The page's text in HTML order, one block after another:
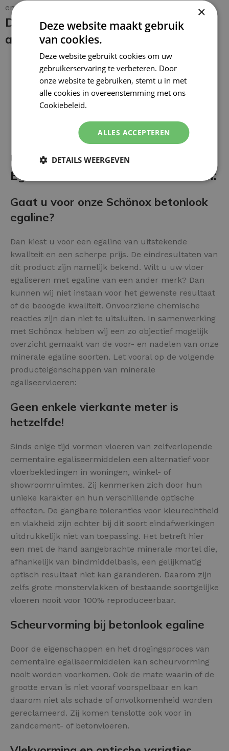
en bestelt u eenvoudig per m².
De betonlook egaline en coating
aanbrengen:
Uw vloer afwerken met Betonlook
Egaline? Diverse voor- en nadelen:
Gaat u voor onze Schönox betonlook
egaline?
Dan kiest u voor een egaline van uitstekende
kwaliteit en een scherpe prijs. De eindresultaten van
dit product zijn namelijk bekend. Wilt u uw vloer
egaliseren met egaline van een ander merk? Dan
kunnen wij niet instaan voor het gewenste resultaat
of de beoogde kwaliteit. Onvoorziene chemische
reacties zijn dan niet te uitsluiten. In samenwerking
met Schönox hebben wij een zo objectief mogelijk
overzicht gemaakt van de voor- en nadelen van onze
minerale egaline soorten. Let vooral op de volgende
producteigenschappen van minerale
egaliseervloeren:
Geen enkele vierkante meter is
hetzelfde!
Sinds enige tijd vormen vloeren van zelfverlopende
cementaire egaliseermiddelen een alternatief voor
vloerbekledingen in woningen, winkel- of
showroomruimtes. Zij kenmerken zich door hun
unieke karakter en hun verschillende optische
effecten. De gangbare toleranties voor kleurechtheid
en vlakheid zijn echter bij dit soort eindafwerkingen
uitdrukkelijk niet van toepassing. Het betreft hier
een met de hand aangebrachte minerale mortel die,
afhankelijk van bindmiddelbasis, een gelijkmatig
optisch resultaat niet kan garanderen. Daarom zijn
zelfs grote monstervlakken of bestaande soortgelijke
vloeren nooit voor 100% reproduceerbaar.
Scheurvorming bij betonlook egaline
Door de eigenschappen en het drogingsproces van
cementaire egaliseermiddelen kan scheurvorming
nooit worden voorkomen. Ook de mate waarin of de
grootte ervan is niet vooraf voorspelbaar en kan
daarom niet als schade of onvolkomenheid worden
gereclameerd. Zij komen tenslotte ook voor in
zandcement- of betonvloeren.
×
Deze website maakt gebruik
van cookies.
Deze website gebruikt cookies om uw
gebruikerservaring te verbeteren. Door
onze website te gebruiken, stemt u in met
alle cookies in overeenstemming met ons
Cookiebeleid.
ALLES ACCEPTEREN
DETAILS WEERGEVEN